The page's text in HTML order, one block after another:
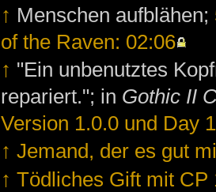
↑ Menschen aufblähen;
of the Raven: 02:06
↑ "Ein unbenutztes
repariert."; in Gothic II
Version 1.0.0 und Day
↑ Jemand, der es gut
↑ Tödliches Gift mit CP